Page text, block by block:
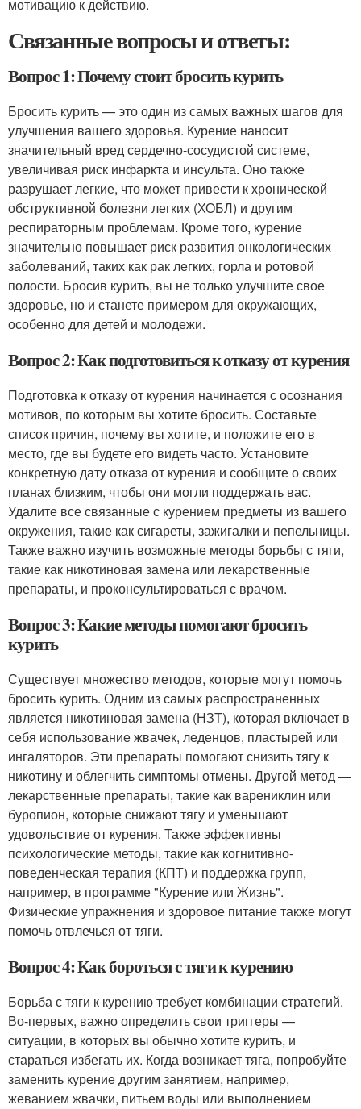
мотивацию к действию.
Связанные вопросы и ответы:
Вопрос 1: Почему стоит бросить курить
Бросить курить — это один из самых важных шагов для
улучшения вашего здоровья. Курение наносит
значительный вред сердечно-сосудистой системе,
увеличивая риск инфаркта и инсульта. Оно также
разрушает легкие, что может привести к хронической
обструктивной болезни легких (ХОБЛ) и другим
респираторным проблемам. Кроме того, курение
значительно повышает риск развития онкологических
заболеваний, таких как рак легких, горла и ротовой
полости. Бросив курить, вы не только улучшите свое
здоровье, но и станете примером для окружающих,
особенно для детей и молодежи.
Вопрос 2: Как подготовиться к отказу от курения
Подготовка к отказу от курения начинается с осознания
мотивов, по которым вы хотите бросить. Составьте
список причин, почему вы хотите, и положите его в
место, где вы будете его видеть часто. Установите
конкретную дату отказа от курения и сообщите о своих
планах близким, чтобы они могли поддержать вас.
Удалите все связанные с курением предметы из вашего
окружения, такие как сигареты, зажигалки и пепельницы.
Также важно изучить возможные методы борьбы с тяги,
такие как никотиновая замена или лекарственные
препараты, и проконсультироваться с врачом.
Вопрос 3: Какие методы помогают бросить
курить
Существует множество методов, которые могут помочь
бросить курить. Одним из самых распространенных
является никотиновая замена (НЗТ), которая включает в
себя использование жвачек, леденцов, пластырей или
ингаляторов. Эти препараты помогают снизить тягу к
никотину и облегчить симптомы отмены. Другой метод —
лекарственные препараты, такие как варениклин или
буропион, которые снижают тягу и уменьшают
удовольствие от курения. Также эффективны
психологические методы, такие как когнитивно-
поведенческая терапия (КПТ) и поддержка групп,
например, в программе "Курение или Жизнь".
Физические упражнения и здоровое питание также могут
помочь отвлечься от тяги.
Вопрос 4: Как бороться с тяги к курению
Борьба с тяги к курению требует комбинации стратегий.
Во-первых, важно определить свои триггеры —
ситуации, в которых вы обычно хотите курить, и
стараться избегать их. Когда возникает тяга, попробуйте
заменить курение другим занятием, например,
жеванием жвачки, питьем воды или выполнением